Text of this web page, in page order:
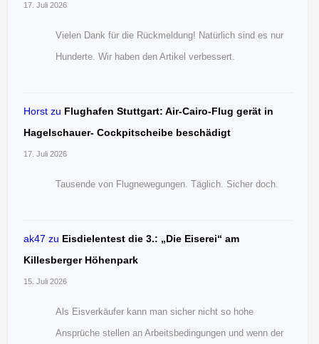
17. Juli 2026
Vielen Dank für die Rückmeldung! Natürlich sind es nur
Hunderte. Wir haben den Artikel verbessert.
Horst zu Flughafen Stuttgart: Air-Cairo-Flug gerät in
Hagelschauer- Cockpitscheibe beschädigt
17. Juli 2026
Tausende von Flugnewegungen. Täglich. Sicher doch.
ak47 zu Eisdielentest die 3.: „Die Eiserei“ am
Killesberger Höhenpark
15. Juli 2026
Als Eisverkäufer kann man sicher nicht so hohe
Ansprüche stellen an Arbeitsbedingungen und wenn der